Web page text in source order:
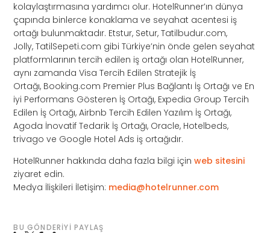
kolaylaştırmasına yardımcı olur. HotelRunner’ın dünya
çapında binlerce konaklama ve seyahat acentesi iş
ortağı bulunmaktadır. Etstur, Setur, Tatilbudur.com,
Jolly, TatilSepeti.com gibi Türkiye’nin önde gelen seyahat
platformlarının tercih edilen iş ortağı olan HotelRunner,
aynı zamanda Visa Tercih Edilen Stratejik İş
Ortağı, Booking.com Premier Plus Bağlantı İş Ortağı ve En
iyi Performans Gösteren İş Ortağı, Expedia Group Tercih
Edilen İş Ortağı, Airbnb Tercih Edilen Yazılım İş Ortağı,
Agoda İnovatif Tedarik İş Ortağı, Oracle, Hotelbeds,
trivago ve Google Hotel Ads iş ortağıdır.
HotelRunner hakkında daha fazla bilgi içinweb sitesini
ziyaret edin.
Medya İlişkileri İletişim: media@hotelrunner.com
BU GÖNDERIYI PAYLAŞ